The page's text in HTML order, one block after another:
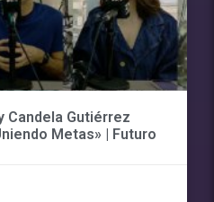
Candela Gutiérrez
Metas» | Futuro